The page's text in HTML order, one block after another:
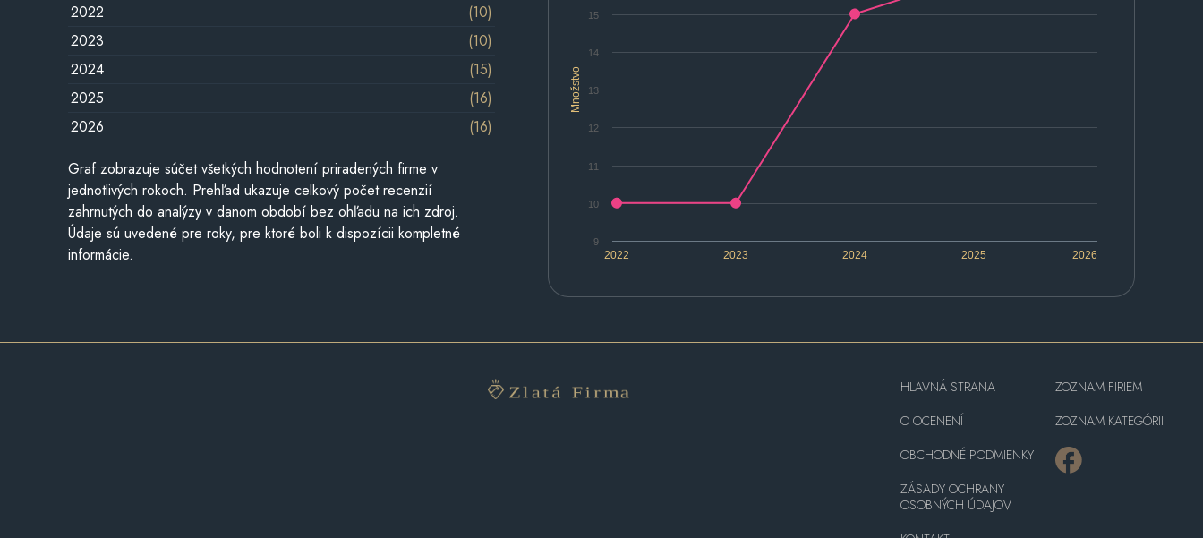
Množstvo
2022 2023 2024 2025 2026
9
10
11
12
13
14
15
2022
(10)
2023
(10)
2024
(15)
2025
(16)
2026
(16)
Graf zobrazuje súčet všetkých hodnotení priradených firme v
jednotlivých rokoch. Prehľad ukazuje celkový počet recenzií
zahrnutých do analýzy v danom období bez ohľadu na ich zdroj.
Údaje sú uvedené pre roky, pre ktoré boli k dispozícii kompletné
informácie.
HLAVNÁ STRANA
O OCENENÍ
OBCHODNÉ PODMIENKY
ZÁSADY OCHRANY
OSOBNÝCH ÚDAJOV
ZOZNAM FIRIEM
ZOZNAM KATEGÓRII